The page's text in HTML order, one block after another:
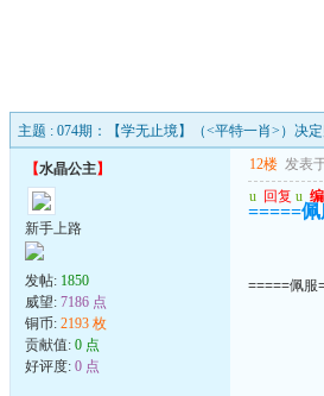
主题 : 074期：【学无止境】（<平特一肖>）决定
【水晶公主】
新手上路
发帖: 1850
威望: 7186 点
铜币: 2193 枚
贡献值: 0 点
好评度: 0 点
12楼 发表
u 回复 u
=====
=====佩服